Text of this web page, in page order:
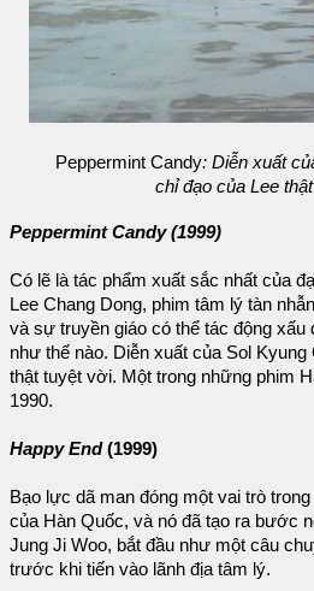
Peppermint Candy: Diễn xuất
chỉ đạo của Lee
Peppermint Candy (1999)
Có lẽ là tác phẩm xuất sắc nhất của
Lee Chang Dong, phim tâm lý tàn
và sự truyền giáo có thể tác động xấu
như thế nào. Diễn xuất của Sol
thật tuyệt vời. Một trong những phim
1990.
Happy End(1999)
Bạo lực dã man đóng một vai trò
của Hàn Quốc, và nó đã tạo ra bước
Jung Ji Woo, bắt đầu như một câu
trước khi tiến vào lãnh địa tâm lý.